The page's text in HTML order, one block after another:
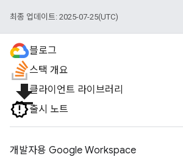
최종 업데이트: 2025-07-25(UTC)
블로그
스택 개요
file_download클라이언트 라이브러리
출시 노트
개발자용 Google Workspace